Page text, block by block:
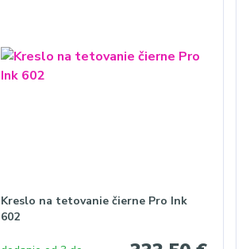
Kreslo na tetovanie čierne Pro Ink
602